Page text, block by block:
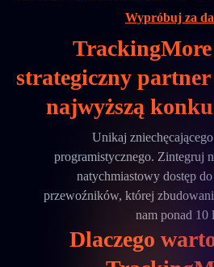
Wypróbuj za
strategiczny partner
najwyższą
Unikaj
programistycznego. Zintegruj
natychmiastowy dostęp do
przewoźników, której
nam ponad 10
Dlaczego